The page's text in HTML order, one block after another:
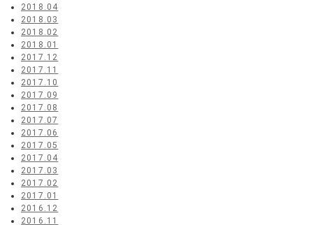
2018.04
2018.03
2018.02
2018.01
2017.12
2017.11
2017.10
2017.09
2017.08
2017.07
2017.06
2017.05
2017.04
2017.03
2017.02
2017.01
2016.12
2016.11